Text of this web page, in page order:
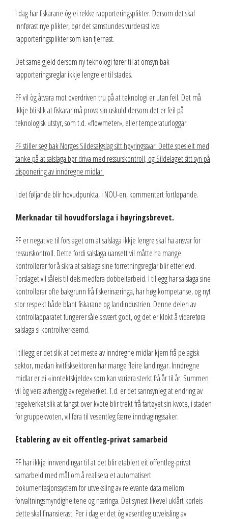
I dag har fiskarane òg ei rekke rapporteringsplikter. Dersom det skal
innførast nye plikter, bør det samstundes vurderast kva
rapporteringsplikter som kan fjernast.
Det same gjeld dersom ny teknologi fører til at omsyn bak
rapporteringsreglar ikkje lengre er til stades.
PF vil òg åtvara mot overdriven tru på at teknologi er utan feil. Det må
ikkje bli slik at fiskarar må prova sin uskuld dersom det er feil på
teknologisk utstyr, som t.d. «flowmeter», eller temperaturloggar.
PF stiller seg bak Norges Sildesalgslag sitt høyringssvar. Dette spesielt med
tanke på at salslaga bør driva med ressurskontroll, og Sildelaget sitt syn på
disponering av inndregne midlar.
I det føljande blir hovudpunkta, i NOU-en, kommentert fortløpande.
Merknadar til hovudforslaga i høyringsbrevet.
PF er negative til forslaget om at salslaga ikkje lengre skal ha ansvar for
ressurskontroll. Dette fordi salslaga uansett vil måtte ha mange
kontrollørar for å sikra at salslaga sine forretningsreglar blir etterlevd.
Forslaget vil såleis til dels medføra dobbeltarbeid. I tillegg har salslaga sine
kontrollørar ofte bakgrunn frå fiskerinæringa, har høg kompetanse, og nyt
stor respekt både blant fiskarane og landindustrien. Denne delen av
kontrollapparatet fungerer såleis svært godt, og det er klokt å vidareføra
salslaga si kontrollverksemd.
I tillegg er det slik at det meste av inndregne midlar kjem frå pelagisk
sektor, medan kvitfisksektoren har mange fleire landingar. Inndregne
midlar er ei «inntektskjelde» som kan variera sterkt frå år til år. Summen
vil òg vera avhengig av regelverket. T.d. er det sannsynleg at endring av
regelverket slik at fangst over kvote blir trekt frå fartøyet sin kvote, i staden
for gruppekvoten, vil føra til vesentleg færre inndragingssaker.
Etablering av eit offentleg-privat samarbeid
PF har ikkje innvendingar til at det blir etablert eit offentleg-privat
samarbeid med mål om å realisera et automatisert
dokumentasjonssystem for utveksling av relevante data mellom
forvaltningsmyndigheitene og næringa. Det synest likevel uklårt korleis
dette skal finansierast. Per i dag er det òg vesentleg utveksling av